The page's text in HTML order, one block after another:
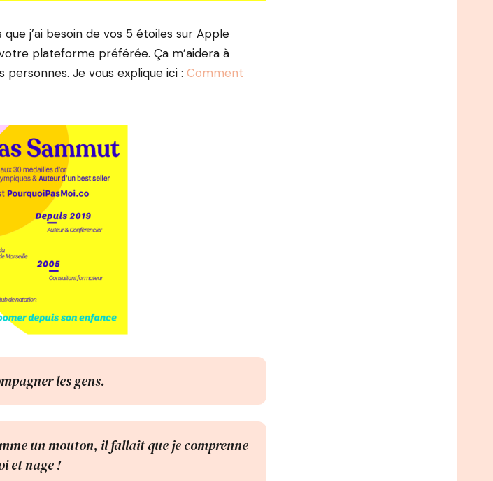
j’ai besoin de vos 5 étoiles sur Apple
plateforme préférée. Ça m’aidera à
Je vous explique ici : Comment
les gens.
un mouton, il fallait que je comprenne
et nage !